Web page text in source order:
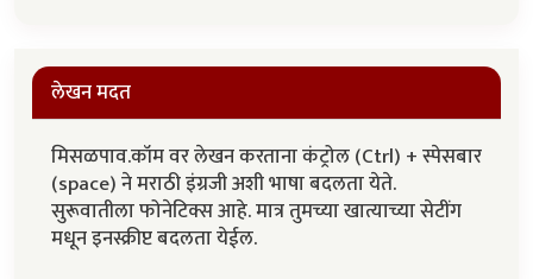
लेखन मदत
मिसळपाव.कॉम वर लेखन करताना कंट्रोल (Ctrl) + स्पेसबार
(space) ने मराठी इंग्रजी अशी भाषा बदलता येते.
सुरूवातीला फोनेटिक्स आहे. मात्र तुमच्या खात्याच्या सेटींग
मधून इनस्क्रीप्ट बदलता येईल.